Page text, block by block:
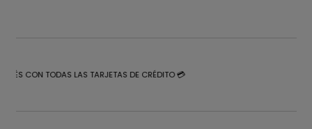
CON TODAS LAS TARJETAS DE CRÉDITO 💳